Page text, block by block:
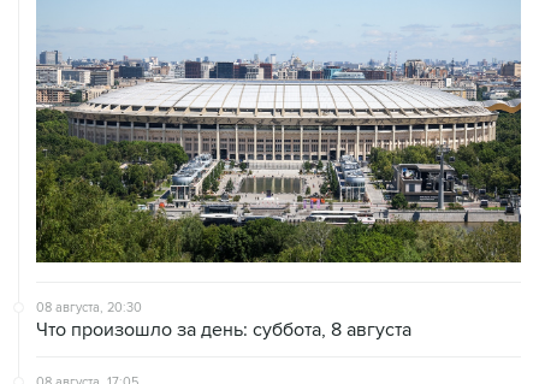
08 августа, 20:30
Что произошло за день: суббота, 8 августа